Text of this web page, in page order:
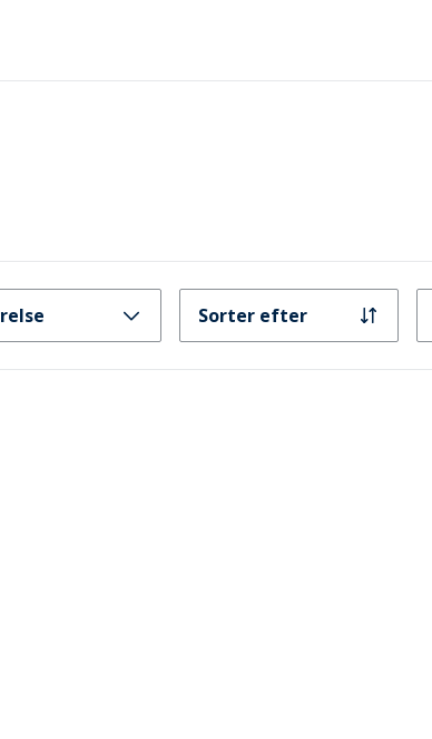
Sorter efter